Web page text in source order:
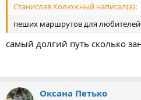
Станислав Колюжный написал(а):
пеших маршрутов для любителей
самый долгий путь сколько
Оксана Петько